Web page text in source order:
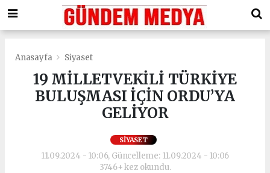
Anasayfa Siyaset
19 MİLLETVEKİLİ TÜRKİYE
BULUŞMASI İÇİN ORDU’YA
GELİYOR
SIYASET
11.09.2024 - 10:06, Güncelleme: 11.09.2024 - 10:06
3746+ kez okundu.